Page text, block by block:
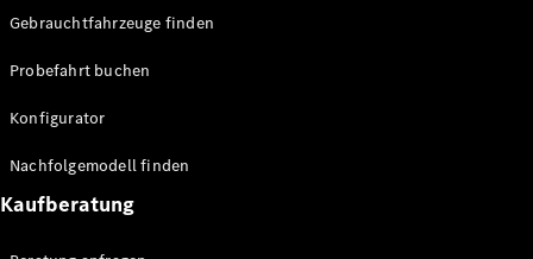
Gebrauchtfahrzeuge finden
Probefahrt buchen
Konfigurator
Nachfolgemodell finden
Kaufberatung